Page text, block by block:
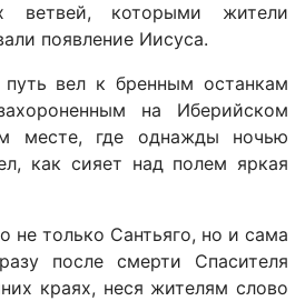
ветвей, которыми жители
появление Иисуса.
вел к бренным останкам
на Иберийском
месте, где однажды ночью
как сияет над полем яркая
не только Сантьяго, но и сама
после смерти Спасителя
краях, неся жителям слово